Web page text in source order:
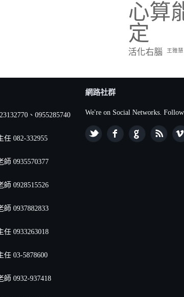
心算
定
活化右腦 王雅慧
、0955285740
任 082-332955
師 0935570377
師 0928515526
師 0937882833
任 0933263018
任 03-5878600
師 0932-937418
網路社群
We're on Social Networks.